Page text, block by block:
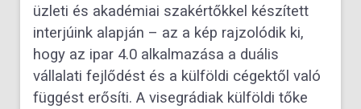
üzleti és akadémiai szakértőkkel készített
interjúink alapján – az a kép rajzolódik ki,
hogy az ipar 4.0 alkalmazása a duális
vállalati fejlődést és a külföldi cégektől való
függést erősíti. A visegrádiak külföldi tőke